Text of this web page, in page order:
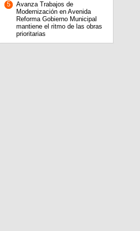
5
Avanza Trabajos de
Modernización en Avenida
Reforma Gobierno Municipal
mantiene el ritmo de las obras
prioritarias